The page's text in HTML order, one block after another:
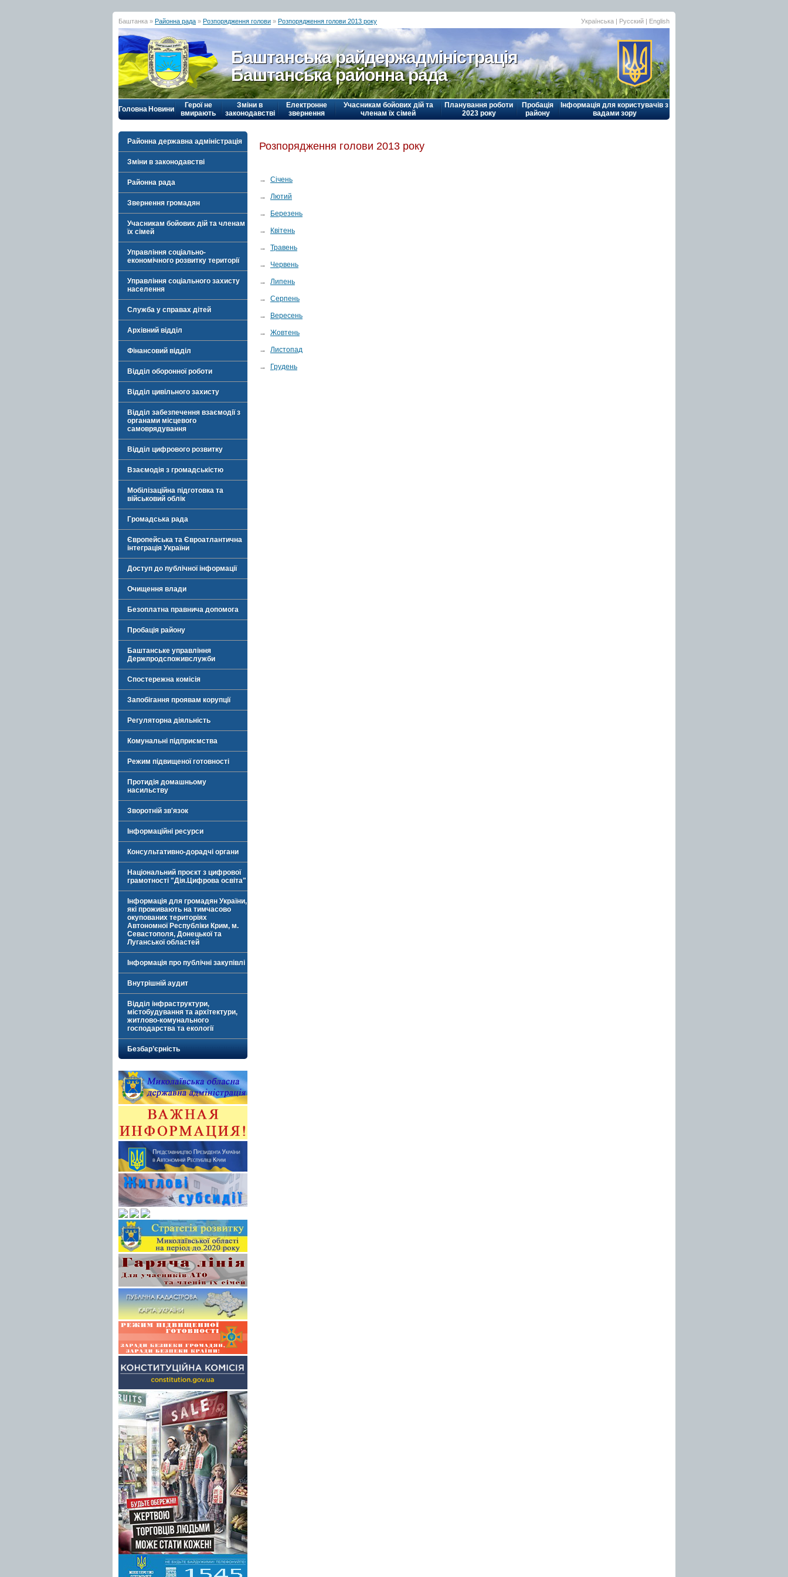
Баштанка » Районна рада » Розпорядження голови » Розпорядження голови 2013 року Українська | Русский | English
Баштанська райдержадміністрація
Баштанська районна рада
Головна Новини
Герої не
вмирають
Зміни в
законодавстві
Електронне
звернення
Учасникам бойових дій та
членам їх сімей
Планування роботи
2023 року
Пробація
району
Інформація для користувачів з
вадами зору
Районна державна адміністрація
Зміни в законодавстві
Районна рада
Звернення громадян
Учасникам бойових дій та членам
їх сімей
Управління соціально-
економічного розвитку території
Управління соціального захисту
населення
Служба у справах дітей
Архівний відділ
Фінансовий відділ
Відділ оборонної роботи
Відділ цивільного захисту
Відділ забезпечення взаємодії з
органами місцевого
самоврядування
Відділ цифрового розвитку
Взаємодія з громадськістю
Мобілізаційна підготовка та
військовий облік
Громадська рада
Європейська та Євроатлантична
інтеграція України
Доступ до публічної інформації
Очищення влади
Безоплатна правнича допомога
Пробація району
Баштанське управління
Держпродспоживслужби
Спостережна комісія
Запобігання проявам корупції
Регуляторна діяльність
Комунальні підприємства
Режим підвищеної готовності
Протидія домашньому
насильству
Зворотній зв'язок
Інформаційні ресурси
Консультативно-дорадчі органи
Національний проєкт з цифрової
грамотності "Дія.Цифрова освіта"
Інформація для громадян України,
які проживають на тимчасово
окупованих територіях
Автономної Республіки Крим, м.
Севастополя, Донецької та
Луганської областей
Інформація про публічні закупівлі
Внутрішній аудит
Відділ інфраструктури,
містобудування та архітектури,
житлово-комунального
господарства та екології
Безбар’єрність
Розпорядження голови 2013 року
→ Січень
→ Лютий
→ Березень
→ Квітень
→ Травень
→ Червень
→ Липень
→ Серпень
→ Вересень
→ Жовтень
→ Листопад
→ Грудень